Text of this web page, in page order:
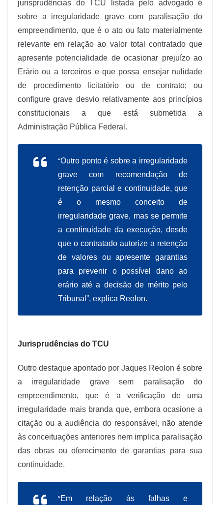
jurisprudências do TCU listada pelo advogado é
sobre a irregularidade grave com paralisação do
empreendimento, que é o ato ou fato materialmente
relevante em relação ao valor total contratado que
apresente potencialidade de ocasionar prejuízo ao
Erário ou a terceiros e que possa ensejar nulidade
de procedimento licitatório ou de contrato; ou
configure grave desvio relativamente aos princípios
constitucionais a que está submetida a
Administração Pública Federal.
“Outro ponto é sobre a irregularidade
grave com recomendação de
retenção parcial e continuidade, que
é o mesmo conceito de
irregularidade grave, mas se permite
a continuidade da execução, desde
que o contratado autorize a retenção
de valores ou apresente garantias
para prevenir o possível dano ao
erário até a decisão de mérito pelo
Tribunal”, explica Reolon.
Jurisprudências do TCU
Outro destaque apontado por Jaques Reolon é sobre
a irregularidade grave sem paralisação do
empreendimento, que é a verificação de uma
irregularidade mais branda que, embora ocasione a
citação ou a audiência do responsável, não atende
às conceituações anteriores nem implica paralisação
das obras ou oferecimento de garantias para sua
continuidade.
“Em relação às falhas e